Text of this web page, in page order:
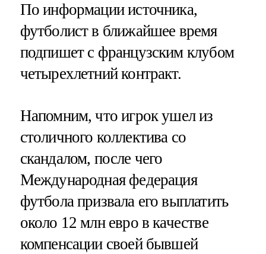
По информации источника,
футболист в ближайшее время
подпишет с французским клубом
четырехлетний контракт.
Напомним, что игрок ушел из
столичного коллектива со
скандалом, после чего
Международная федерация
футбола призвала его выплатить
около 12 млн евро в качестве
компенсации своей бывшей